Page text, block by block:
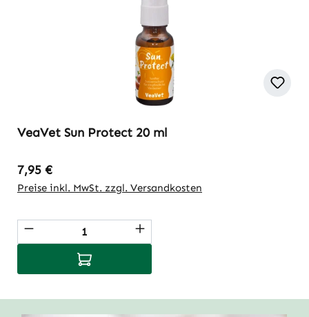
VeaVet Sun Protect 20 ml
Regulärer Preis:
7,95 €
Preise inkl. MwSt. zzgl. Versandkosten
Produkt Anzahl: Gib den gewünschten
In den Warenkorb